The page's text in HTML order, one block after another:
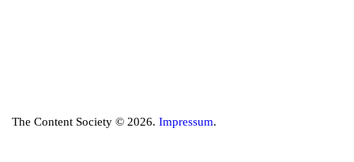
The Content Society © 2026. Impressum.